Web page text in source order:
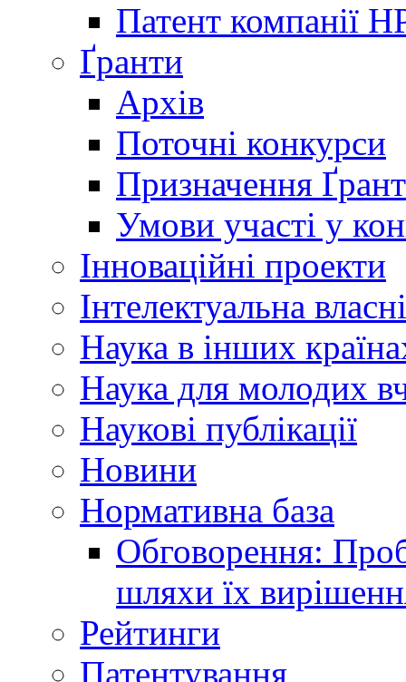
Патент компанії
Ґранти
Архів
Поточні конкурси
Призначення
Умови участі у
Інноваційні проекти
Інтелектуальна
Наука в інших
Наука для молодих
Наукові публікації
Новини
Нормативна база
Обговорення:
шляхи їх
Рейтинги
Патентування